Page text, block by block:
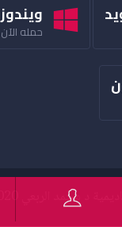
ويندوز
حمله الآن
د محمد الربعي 2020